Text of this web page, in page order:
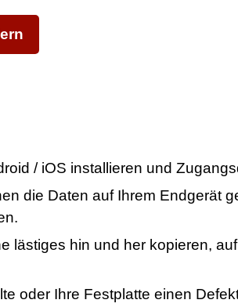
/ iOS installieren und
die Daten auf Ihrem Endgerät
lästiges hin und her kopieren,
oder Ihre Festplatte einen